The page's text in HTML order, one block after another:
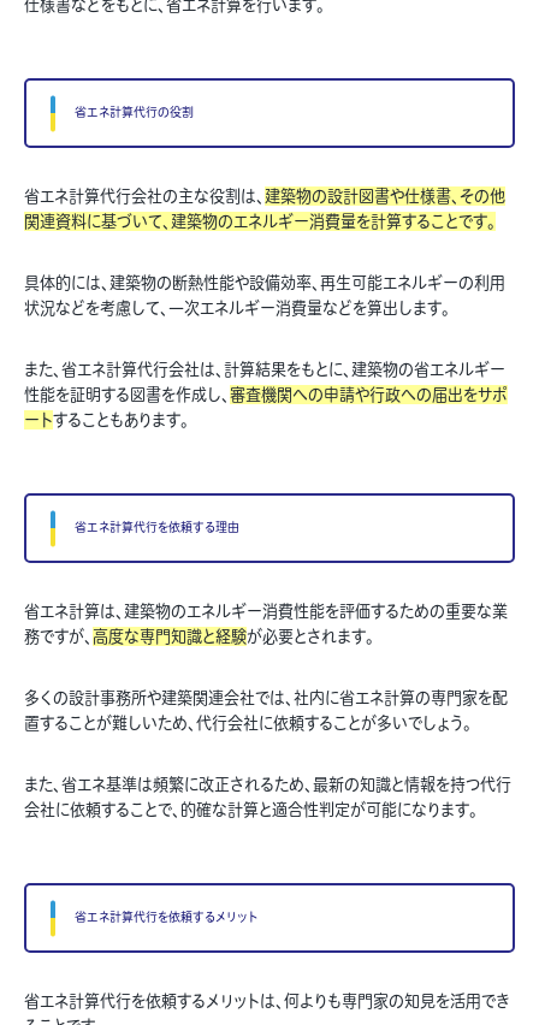
仕様書などをもとに、省エネ計算を行います。
省エネ計算代行の役割
省エネ計算代行会社の主な役割は、 建築物の設計図書や仕様書、その他
関連資料に基づいて、建築物のエネルギー消費量を計算することです。
具体的には、建築物の断熱性能や設備効率、再生可能エネルギーの利用
状況などを考慮して、一次エネルギー消費量などを算出します。
また、省エネ計算代行会社は、計算結果をもとに、建築物の省エネルギー
性能を証明する図書を作成し、 審査機関への申請や行政への届出をサポ
ートすることもあります。
省エネ計算代行を依頼する理由
省エネ計算は、建築物のエネルギー消費性能を評価するための重要な業
務ですが、 高度な専門知識と経験が必要とされます。
多くの設計事務所や建築関連会社では、社内に省エネ計算の専門家を配
置することが難しいため、代行会社に依頼することが多いでしょう。
また、省エネ基準は頻繁に改正されるため、最新の知識と情報を持つ代行
会社に依頼することで、的確な計算と適合性判定が可能になります。
省エネ計算代行を依頼するメリット
省エネ計算代行を依頼するメリットは、何よりも専門家の知見を活用でき